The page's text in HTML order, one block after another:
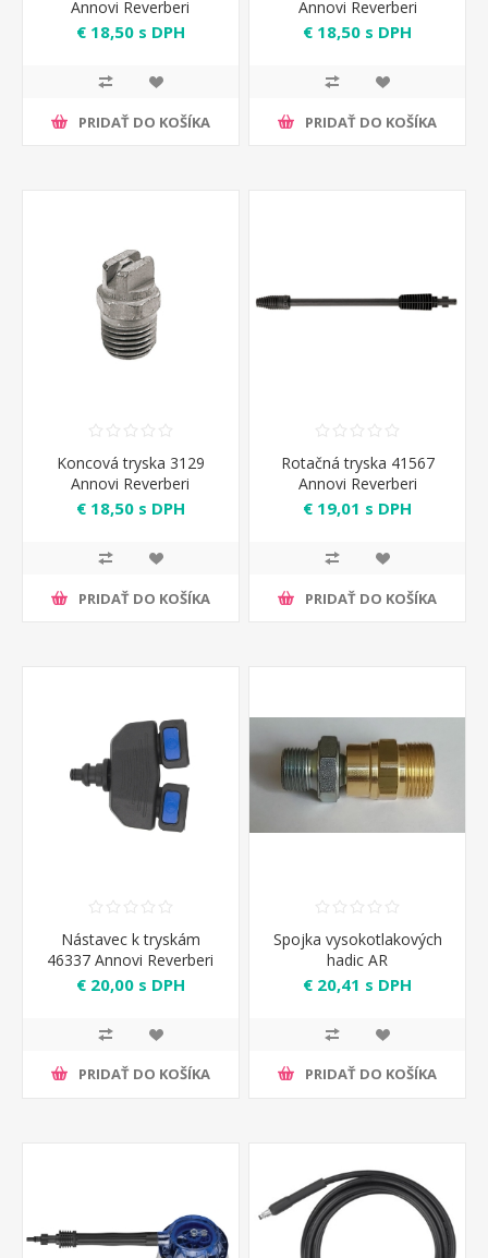
Annovi Reverberi
€ 18,50 s DPH
PRIDAŤ DO KOŠÍKA
Annovi Reverberi
€ 18,50 s DPH
PRIDAŤ DO KOŠÍKA
Koncová tryska 3129
Annovi Reverberi
€ 18,50 s DPH
PRIDAŤ DO KOŠÍKA
Rotačná tryska 41567
Annovi Reverberi
€ 19,01 s DPH
PRIDAŤ DO KOŠÍKA
Nástavec k tryskám
46337 Annovi Reverberi
€ 20,00 s DPH
PRIDAŤ DO KOŠÍKA
Spojka vysokotlakových
hadic AR
€ 20,41 s DPH
PRIDAŤ DO KOŠÍKA